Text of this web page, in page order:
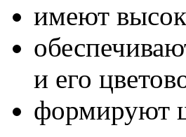
имеют
и его
формируют